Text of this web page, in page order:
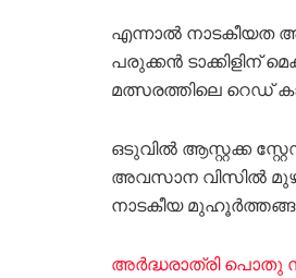
എന്നാൽ നാടകീയത
പരുക്കൻ ടാക്കിളിന്
മത്സരത്തിലെ റെഡ്
ഒടുവിൽ ആസ്റ്റക്ക
അവസാന വിസിൽ
നാടകീയ
അർദ്ധരാത്രി പൊതു